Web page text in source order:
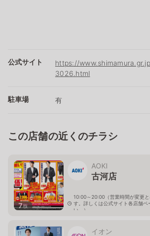
公式サイト
https://
3026.html
駐車場 有
この店舗の近くのチラシ
7枚
AOKI
古河店
10:00～20:00（営業時間が変更
す。詳しくは公式サイト各店舗ペ
い。）
イオン